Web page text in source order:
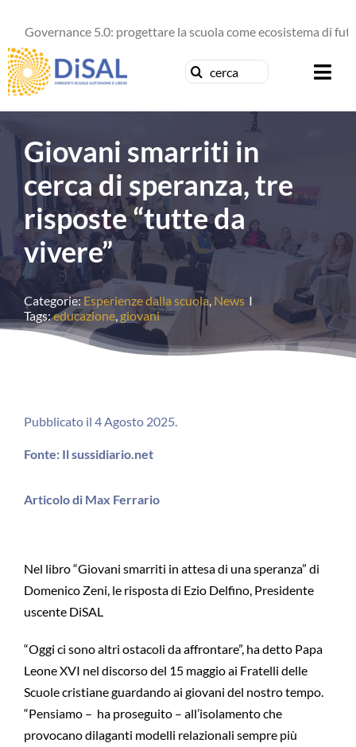
contenuto
Governance 5.0: progettare la scuola come ecosistema di futuro
Cerca
Formazione
Concorsi
Pubblicazioni
Giovani smarriti in
cerca di speranza, tre
risposte “tutte da
vivere”
Categorie:Esperienze dalla scuola, News I
Tags:educazione,giovani
Pubblicato il 4 Agosto 2025.
Fonte: Il sussidiario.net
Articolo di Max Ferrario
Nel libro “Giovani smarriti in attesa di una speranza” di
Domenico Zeni, le risposta di Ezio Delfino, Presidente
uscente DiSAL
“Oggi ci sono altri ostacoli da affrontare”, ha detto Papa
Leone XVI nel discorso del 15 maggio ai Fratelli delle
Scuole cristiane guardando ai giovani del nostro tempo.
“Pensiamo – ha proseguito – all’isolamento che
provocano dilaganti modelli relazionali sempre più